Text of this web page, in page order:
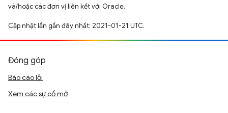
và/hoặc các đơn vị liên kết với Oracle.
Cập nhật lần gần đây nhất: 2021-01-21 UTC.
Đóng góp
Báo cáo lỗi
Xem các sự cố mở